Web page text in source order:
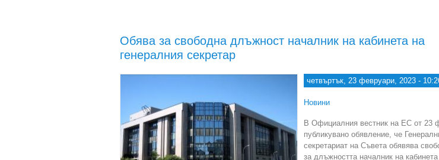
Обява за свободна длъжност началник на кабинета на
генералния секретар
четвъртък, 23 февруари, 2023 -
Новини
В Официалния вестник на ЕС от 23
публикувано обявление, че
секретариат на Съвета обявява
за длъжността началник на